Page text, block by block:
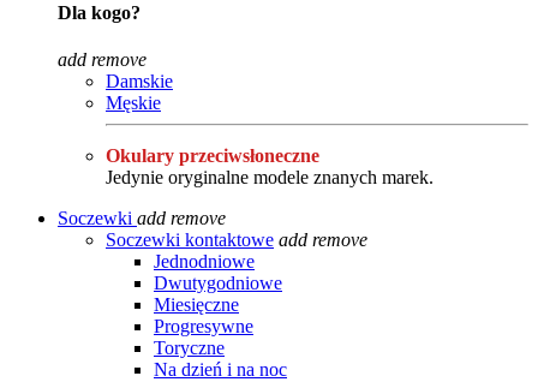
Dla kogo?
add remove
Damskie
Męskie
Okulary przeciwsłoneczne
Jedynie oryginalne modele znanych marek.
Soczewki add remove
Soczewki kontaktowe add remove
Jednodniowe
Dwutygodniowe
Miesięczne
Progresywne
Toryczne
Na dzień i na noc